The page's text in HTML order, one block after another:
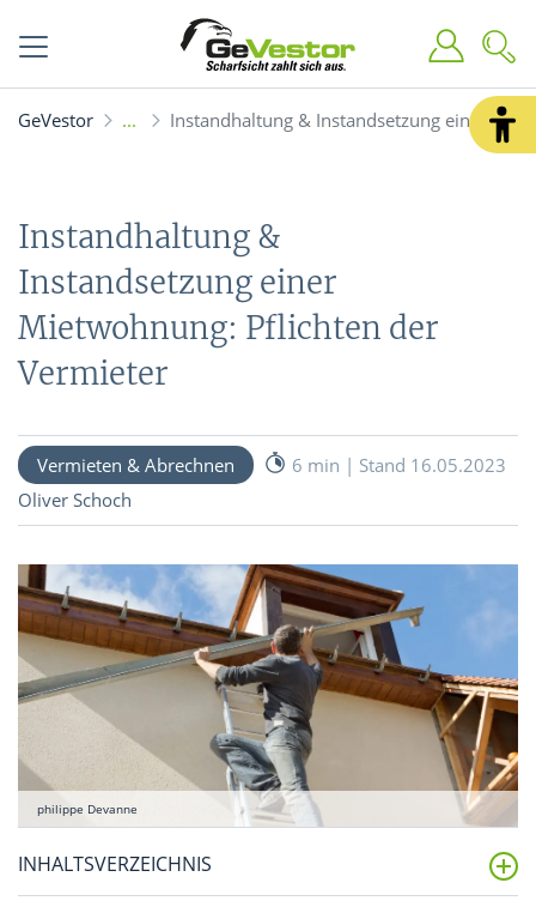
GeVestor Instandhaltung & Instandsetzung einer
Instandhaltung &
Instandsetzung einer
Mietwohnung: Pflichten der
Vermieter
Vermieten & Abrechnen
6 min | Stand 16.05.2023
Oliver Schoch
philippe Devanne
INHALTSVERZEICHNIS